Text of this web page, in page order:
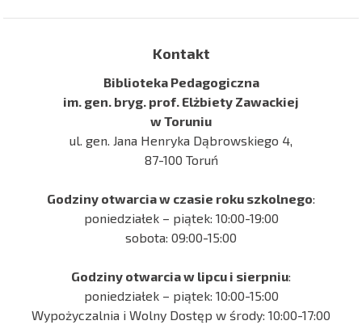
Kontakt
Biblioteka Pedagogiczna
im. gen. bryg. prof. Elżbiety Zawackiej
w Toruniu
ul. gen. Jana Henryka Dąbrowskiego 4,
87-100 Toruń
Godziny otwarcia w czasie roku szkolnego:
poniedziałek – piątek: 10:00-19:00
sobota: 09:00-15:00
Godziny otwarcia w lipcu i sierpniu:
poniedziałek – piątek: 10:00-15:00
Wypożyczalnia i Wolny Dostęp w środy: 10:00-17:00